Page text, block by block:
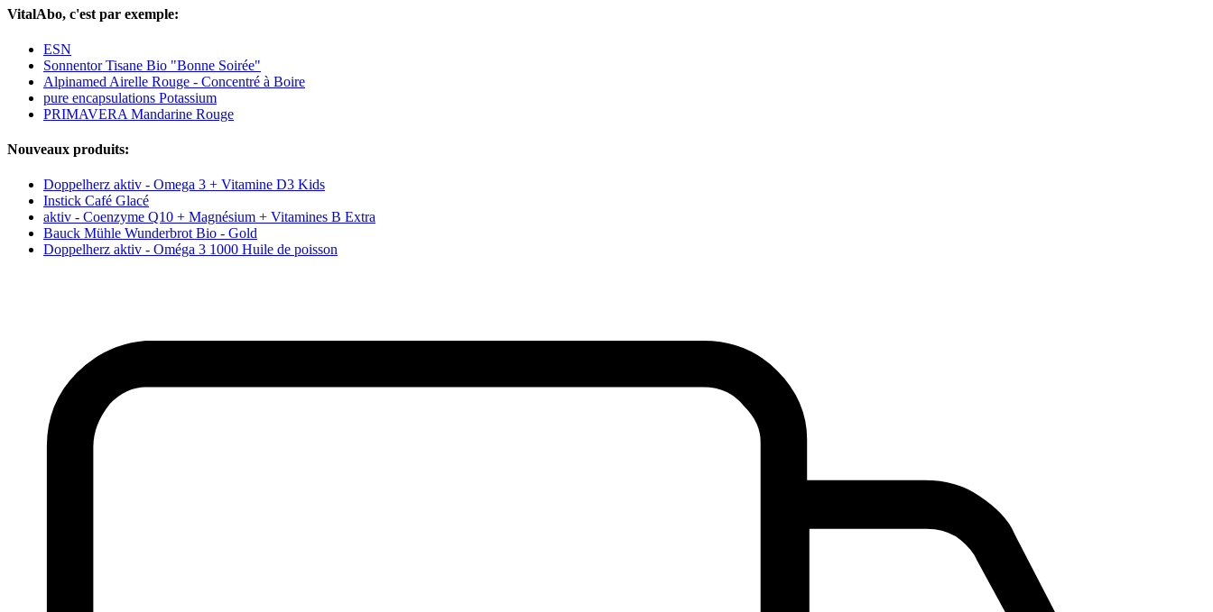
VitalAbo, c'est par exemple:
ESN
Sonnentor Tisane Bio "Bonne Soirée"
Alpinamed Airelle Rouge - Concentré à Boire
pure encapsulations Potassium
PRIMAVERA Mandarine Rouge
Nouveaux produits:
Doppelherz aktiv - Omega 3 + Vitamine D3 Kids
Instick Café Glacé
aktiv - Coenzyme Q10 + Magnésium + Vitamines B Extra
Bauck Mühle Wunderbrot Bio - Gold
Doppelherz aktiv - Oméga 3 1000 Huile de poisson